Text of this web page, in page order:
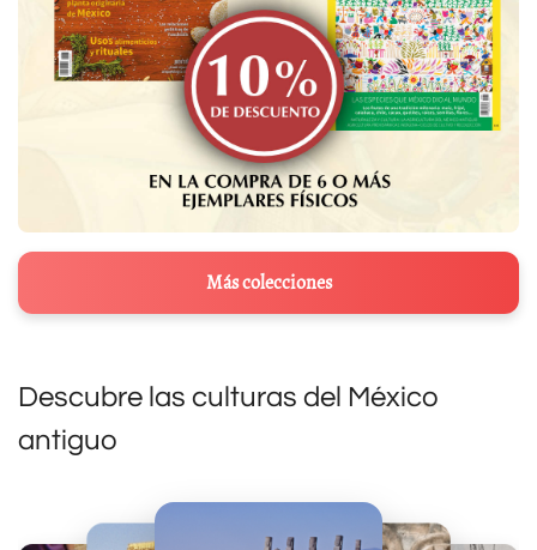
Más colecciones
Descubre las culturas del México
antiguo